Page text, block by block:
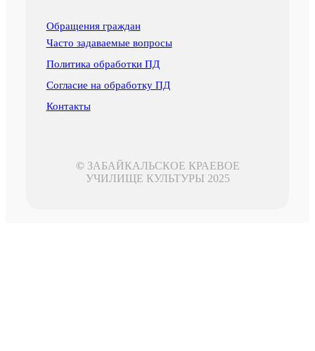
Обращения граждан
Часто задаваемые вопросы
Политика обработки ПД
Согласие на обработку ПД
Контакты
©ЗАБАЙКАЛЬСКОЕ КРАЕВОЕ
УЧИЛИЩЕ КУЛЬТУРЫ 2025